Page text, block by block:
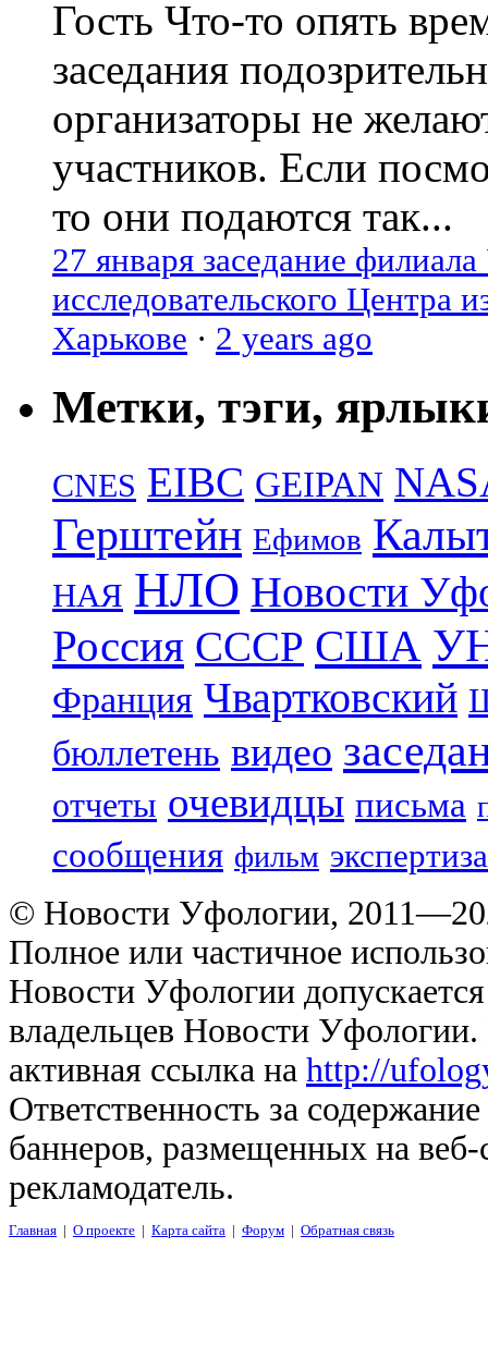
Гость Что-то опять
заседания
организаторы не
участников. Если
то они подаются так...
27 января заседание
исследовательского Центра
Харькове · 2 years ago
Метки, тэги,
CNES EIBC GEIPAN
Герштейн Ефимов
НАЯ НЛО Новости
Россия СССР США
Франция Чвартковский
бюллетень видео
отчеты очевидцы письма
сообщения фильм экспертиза
© Новости Уфологии,
Полное или частичное
Новости Уфологии
владельцев Новости
активная ссылка на http://
Ответственность за
баннеров, размещенных на
рекламодатель.
Главная | О проекте | Карта сайта | Форум | Обратная связь